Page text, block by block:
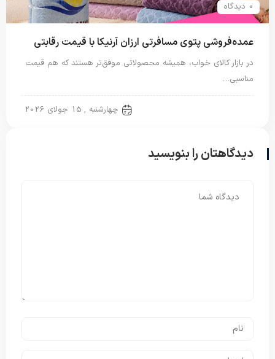
0 دیدگاه
عمده‌فروشی پتوی مسافرتی ارزان آرنیکا با قیمت رقابتی
در بازار کالای خواب، همیشه محصولاتی موفق‌تر هستند که هم قیمت
مناسبی…
چهارشنبه , 15 جولای 2026
دیدگاهتان را بنویسید